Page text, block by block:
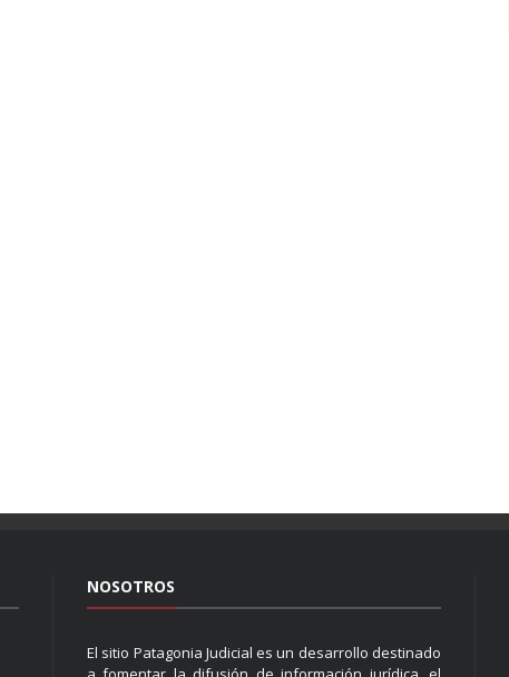
NOSOTROS
El sitio Patagonia Judicial es un desarrollo destinado